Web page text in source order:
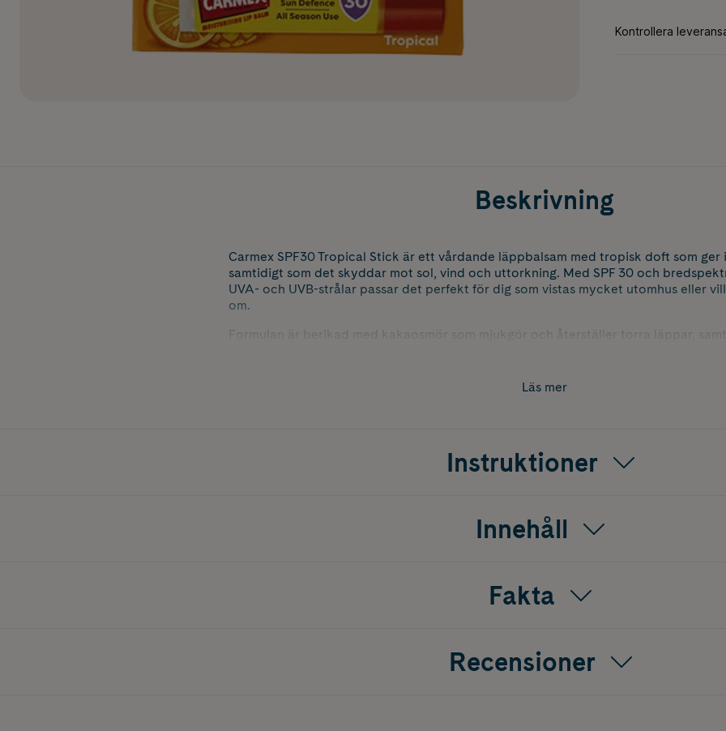
Beskrivning
Carmex SPF30 Tropical Stick är ett vårdande läppbalsam med tropisk doft som
samtidigt som det skyddar mot sol, vind och uttorkning. Med SPF 30 och
UVA- och UVB-strålar passar det perfekt för dig som vistas mycket utomhus eller
om.
Formulan är berikad med kakaosmör som mjukgör och återställer torra läppar,
Läs mer
Instruktioner
Innehåll
Fakta
Recensioner